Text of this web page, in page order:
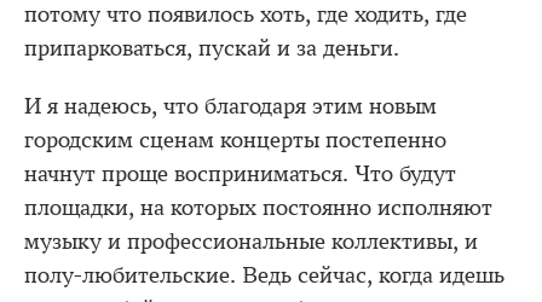
потому что появилось хоть, где ходить, где
припарковаться, пускай и за деньги.
И я надеюсь, что благодаря этим новым
городским сценам концерты постепенно
начнут проще восприниматься. Что будут
площадки, на которых постоянно исполняют
музыку и профессиональные коллективы, и
полу-любительские. Ведь сейчас, когда идешь